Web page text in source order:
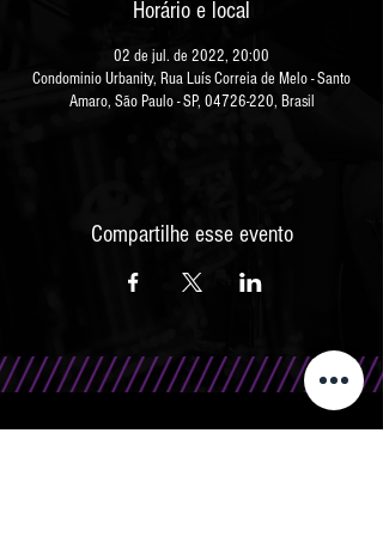
Horário e local
02 de jul. de 2022, 20:00
Condominio Urbanity, Rua Luís Correia de Melo - Santo
Amaro, São Paulo - SP, 04726-220, Brasil
Compartilhe esse evento